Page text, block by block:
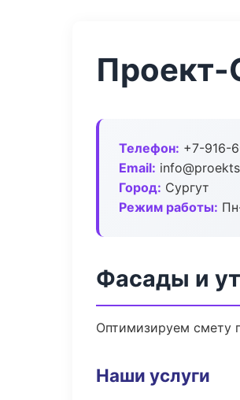
Проект-
Телефон: +7-916-
Email:
Город: Сургут
Режим работы:
Фасады и
Оптимизируем смету
Наши услуги